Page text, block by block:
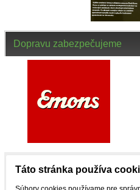
Dopravu zabezpečujeme
Táto stránka používa